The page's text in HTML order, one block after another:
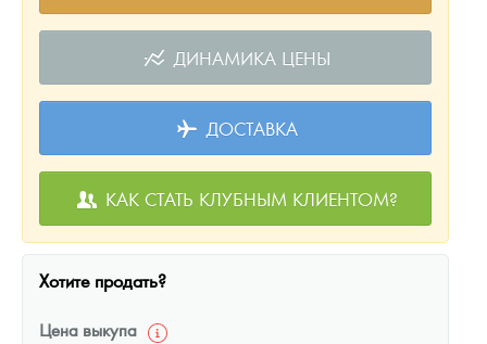
ДИНАМИКА ЦЕНЫ
ДОСТАВКА
КАК СТАТЬ КЛУБНЫМ КЛИЕНТОМ?
Хотите продать?
Цена выкупа